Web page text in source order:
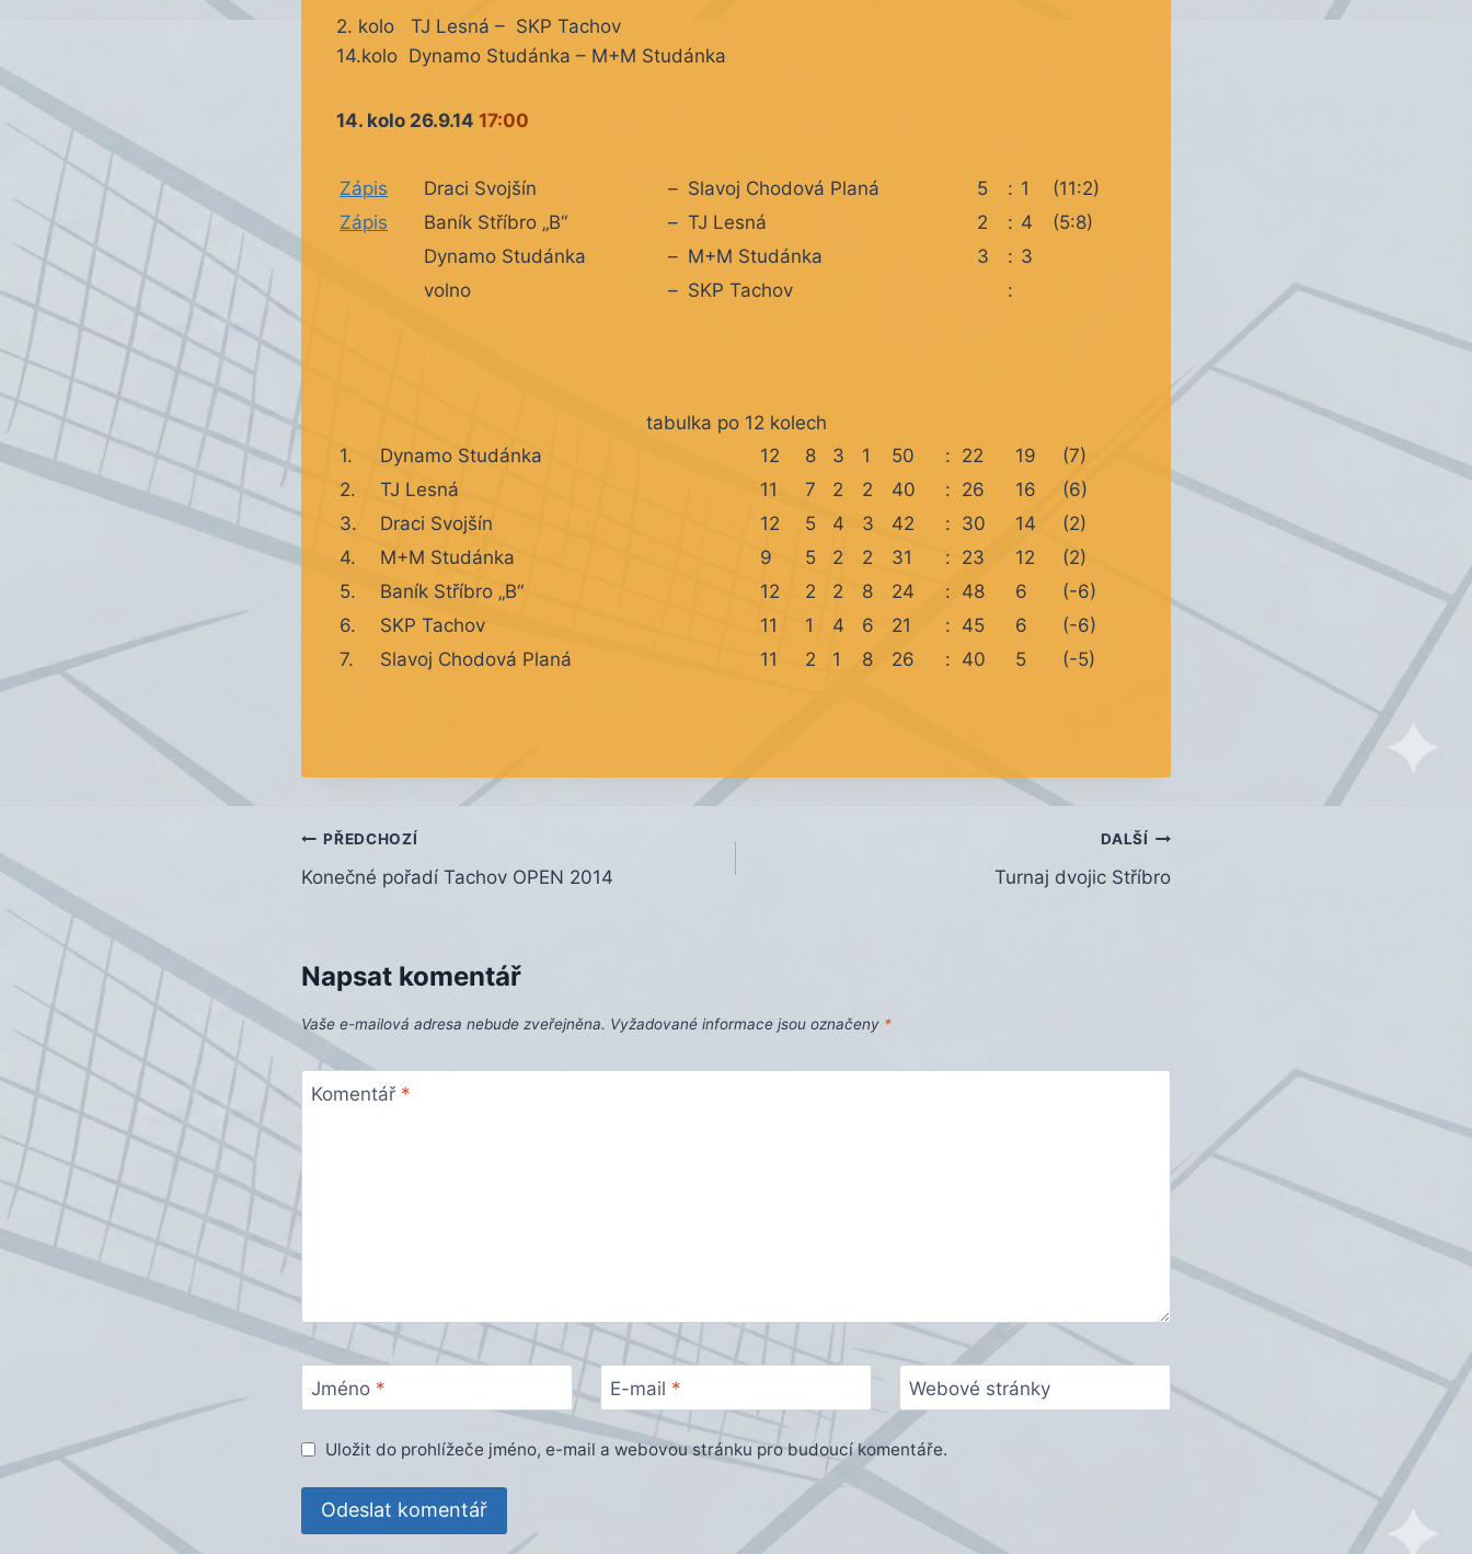
2. kolo TJ Lesná – SKP Tachov
14.kolo Dynamo Studánka – M+M Studánka
14. kolo 26.9.14 17:00
Zápis Draci Svojšín – Slavoj Chodová Planá 5 : 1
(11:2)
Zápis
Baník Stříbro „B“ – TJ Lesná 2 : 4
(5:8)
Dynamo Studánka
– M+M Studánka 3 : 3
volno
– SKP Tachov :
tabulka po 12 kolech
1.
Dynamo Studánka 12 8 3 1 50 : 22 19
(7)
2.
TJ Lesná 11 7 2 2 40 : 26 16
(6)
3.
Draci Svojšín 12 5 4 3 42 : 30 14
(2)
4.
M+M Studánka 9 5 2 2 31 : 23 12
(2)
5.
Baník Stříbro „B“ 12 2 2 8 24 : 48 6
(-6)
6.
SKP Tachov 11 1 4 6 21 : 45 6
(-6)
7.
Slavoj Chodová Planá 11 2 1 8 26 : 40 5 (-5)
Navigace
pro
PŘEDCHOZÍ
Konečné pořadí Tachov OPEN 2014
DALŠÍ
Turnaj dvojic Stříbro
Napsat komentář
Vaše e-mailová adresa nebude zveřejněna. Vyžadované informace jsou označeny *
Komentář *
Jméno * E-mail * Webové stránky
Uložit do prohlížeče jméno, e-mail a webovou stránku pro budoucí komentáře.